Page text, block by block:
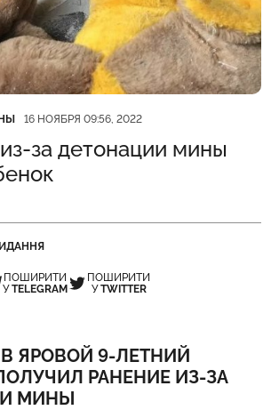
16 НОЯБРЯ 09:56, 2022
за детонации мины
ПОШИРИТИ
УTELEGRAM
ПОШИРИТИ
УTWITTER
ЯРОВОЙ 9-ЛЕТНИЙ
РАНЕНИЕ ИЗ-ЗА
МИНЫ